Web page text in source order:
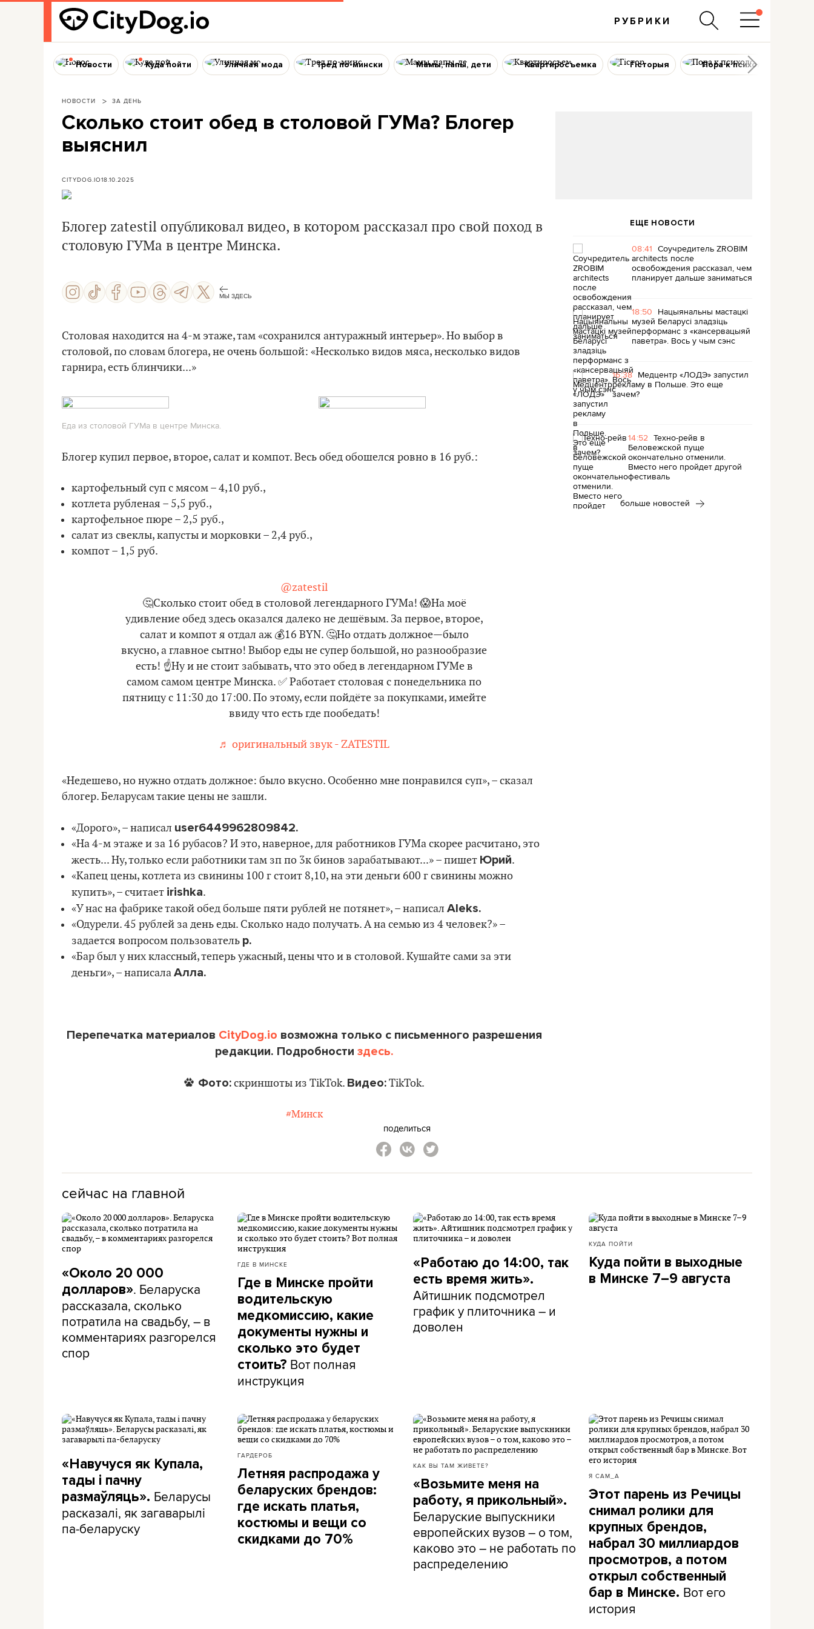
РУБРИКИ
Новости Куда пойти Уличная мода Тред по-мински Мамы, папы, дети Квартиросъемка Гісторыя Пора к психологу
НОВОСТИ ЗА ДЕНЬ
Сколько стоит обед в столовой ГУМа? Блогер
выяснил
CITYDOG.IO18.10.2025
Блогер zatestil опубликовал видео, в котором рассказал про свой поход в
столовую ГУМа в центре Минска.
МЫ ЗДЕСЬ
Столовая находится на 4-м этаже, там «сохранился антуражный интерьер». Но выбор в
столовой, по словам блогера, не очень большой: «Несколько видов мяса, несколько видов
гарнира, есть блинчики...»
Еда из столовой ГУМа в центре Минска.
Блогер купил первое, второе, салат и компот. Весь обед обошелся ровно в 16 руб.:
картофельный суп с мясом – 4,10 руб.,
котлета рубленая – 5,5 руб.,
картофельное пюре – 2,5 руб.,
салат из свеклы, капусты и морковки – 2,4 руб.,
компот – 1,5 руб.
@zatestil
🤔Сколько стоит обед в столовой легендарного ГУМа! 😱На моё
удивление обед здесь оказался далеко не дешёвым. За первое, второе,
салат и компот я отдал аж 💰16 BYN. 🤔Но отдать должное—было
вкусно, а главное сытно! Выбор еды не супер большой, но разнообразие
есть! ☝️Ну и не стоит забывать, что это обед в легендарном ГУМе в
самом самом центре Минска. ✅ Работает столовая с понедельника по
пятницу с 11:30 до 17:00. По этому, если пойдёте за покупками, имейте
ввиду что есть где пообедать!
♬ оригинальный звук - ZATESTIL
«Недешево, но нужно отдать должное: было вкусно. Особенно мне понравился суп», – сказал
блогер. Беларусам такие цены не зашли.
«Дорого», – написал user6449962809842.
«На 4-м этаже и за 16 рубасов? И это, наверное, для работников ГУМа скорее расчитано, это
жесть... Ну, только если работники там зп по 3к бинов зарабатывают...» – пишет Юрий.
«Капец цены, котлета из свинины 100 г стоит 8,10, на эти деньги 600 г свинины можно
купить», – считает irishka.
«У нас на фабрике такой обед больше пяти рублей не потянет», – написал Aleks.
«Одурели. 45 рублей за день еды. Сколько надо получать. А на семью из 4 человек?» –
задается вопросом пользователь p.
«Бар был у них классный, теперь ужасный, цены что и в столовой. Кушайте сами за эти
деньги», – написалаАлла.
Перепечатка материалов CityDog.io возможна только с письменного разрешения
редакции. Подробности здесь.
Фото:скриншоты из TikTok. Видео:TikTok.
#Минск
ЕЩЕ НОВОСТИ
08:41 Соучредитель ZROBIM
architects после
освобождения рассказал, чем
планирует дальше заниматься
18:50 Нацыянальны мастацкі
музей Беларусі зладзіць
перформанс з «кансервацыяй
паветра». Вось у чым сэнс
16:38 Медцентр «ЛОДЭ» запустил
рекламу в Польше. Это еще
зачем?
14:52 Техно-рейв в
Беловежской пуще
окончательно отменили.
Вместо него пройдет другой
фестиваль
больше новостей
поделиться
сейчас на главной
«Около 20 000
долларов». Беларуска
рассказала, сколько
потратила на свадьбу, – в
комментариях разгорелся
спор
ГДЕ В МИНСКЕ
Где в Минске пройти
водительскую
медкомиссию, какие
документы нужны и
сколько это будет
стоить? Вот полная
инструкция
«Работаю до 14:00, так
есть время жить».
Айтишник подсмотрел
график у плиточника – и
доволен
КУДА ПОЙТИ
Куда пойти в выходные
в Минске 7–9 августа
«Навучуся як Купала,
тады і пачну
размаўляць». Беларусы
расказалі, як загаварылі
па-беларуску
ГАРДЕРОБ
Летняя распродажа у
беларуских брендов:
где искать платья,
костюмы и вещи со
скидками до 70%
КАК ВЫ ТАМ ЖИВЕТЕ?
«Возьмите меня на
работу, я прикольный».
Беларуские выпускники
европейских вузов – о том,
каково это – не работать по
распределению
Я САМ_А
Этот парень из Речицы
снимал ролики для
крупных брендов,
набрал 30 миллиардов
просмотров, а потом
открыл собственный
бар в Минске. Вот его
история